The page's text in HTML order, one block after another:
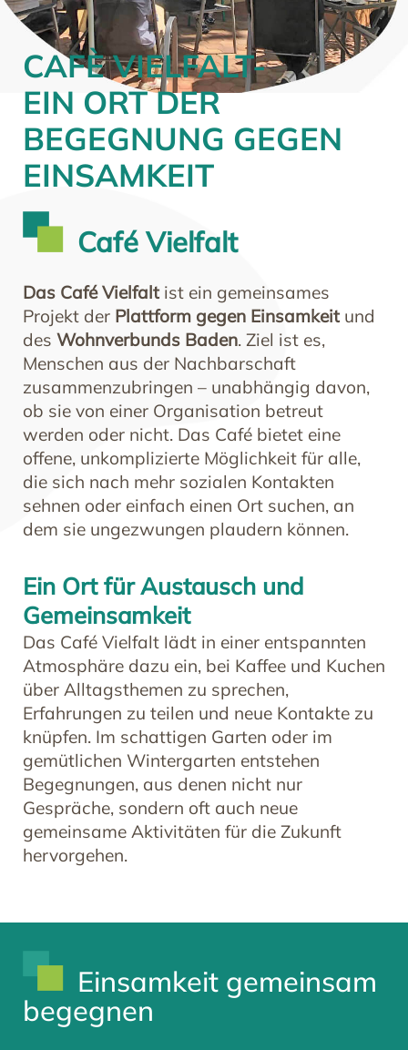
CAFÈ VIELFALT-
EIN ORT DER
BEGEGNUNG GEGEN
EINSAMKEIT
Café Vielfalt
Das Café Vielfalt ist ein gemeinsames
Projekt der Plattform gegen Einsamkeit und
des Wohnverbunds Baden. Ziel ist es,
Menschen aus der Nachbarschaft
zusammenzubringen – unabhängig davon,
ob sie von einer Organisation betreut
werden oder nicht. Das Café bietet eine
offene, unkomplizierte Möglichkeit für alle,
die sich nach mehr sozialen Kontakten
sehnen oder einfach einen Ort suchen, an
dem sie ungezwungen plaudern können.
Ein Ort für Austausch und
Gemeinsamkeit
Das Café Vielfalt lädt in einer entspannten
Atmosphäre dazu ein, bei Kaffee und Kuchen
über Alltagsthemen zu sprechen,
Erfahrungen zu teilen und neue Kontakte zu
knüpfen. Im schattigen Garten oder im
gemütlichen Wintergarten entstehen
Begegnungen, aus denen nicht nur
Gespräche, sondern oft auch neue
gemeinsame Aktivitäten für die Zukunft
hervorgehen.
Einsamkeit gemeinsam
begegnen